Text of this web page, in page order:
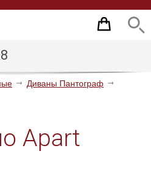
Диваны Пантограф
Apart